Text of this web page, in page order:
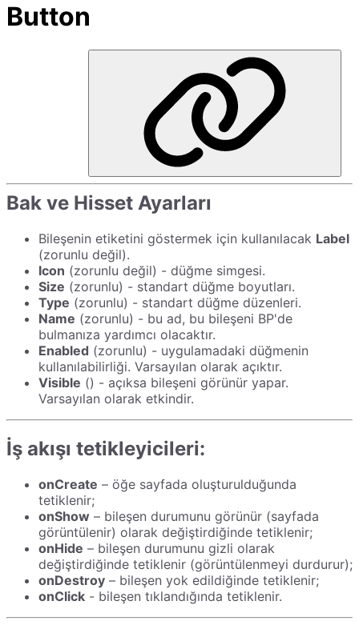
Button
Bak ve Hisset Ayarları
Bileşenin etiketini göstermek için kullanılacak Label
(zorunlu değil).
Icon (zorunlu değil) - düğme simgesi.
Size (zorunlu) - standart düğme boyutları.
Type (zorunlu) - standart düğme düzenleri.
Name (zorunlu) - bu ad, bu bileşeni BP'de
bulmanıza yardımcı olacaktır.
Enabled (zorunlu) - uygulamadaki düğmenin
kullanılabilirliği. Varsayılan olarak açıktır.
Visible () - açıksa bileşeni görünür yapar.
Varsayılan olarak etkindir.
İş akışı tetikleyicileri:
onCreate – öğe sayfada oluşturulduğunda
tetiklenir;
onShow – bileşen durumunu görünür (sayfada
görüntülenir) olarak değiştirdiğinde tetiklenir;
onHide – bileşen durumunu gizli olarak
değiştirdiğinde tetiklenir (görüntülenmeyi durdurur);
onDestroy – bileşen yok edildiğinde tetiklenir;
onClick - bileşen tıklandığında tetiklenir.